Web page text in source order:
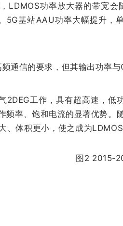
LDMOS功率放大器的带宽
5G基站AAU功率大幅提升
通信的要求，但其输出功率
2DEG工作，具有超高速，
频率、饱和电流的显著优势
、体积更小，使之成为
图2 2015-